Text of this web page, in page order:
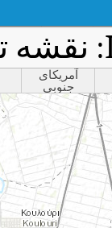
آمریکای
جنوبی